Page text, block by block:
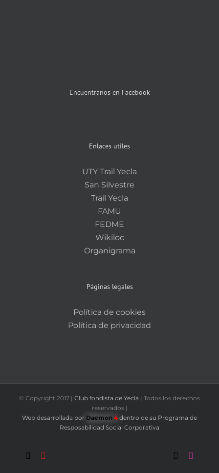
Encuentranos en Facebook
Enlaces utiles
UTY Trail Yecla
San Silvestre
Trail Yecla
FAMU
FEDME
Wikiloc
Organigrama
Páginas legales
Política de cookies
Política de privacidad
© Copyright 2017 | Club fondista de Yecla | Todos los derechos
reservados |
Web desarrollada por Daemon 4dentro de su Programa de
Resposabilidad Social Corporativa
Correo